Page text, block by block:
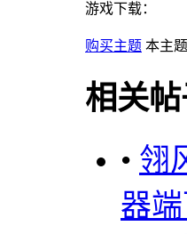
游戏下载：
购买主题 本主
相关
• 翎
器